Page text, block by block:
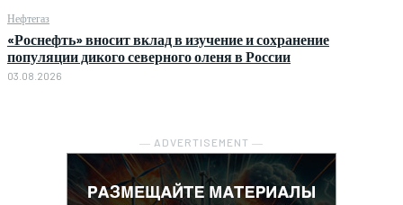
Нефтегаз
«Роснефть» вносит вклад в изучение и сохранение
популяции дикого северного оленя в России
03.08.2026
― ADVERTISEMENT ―